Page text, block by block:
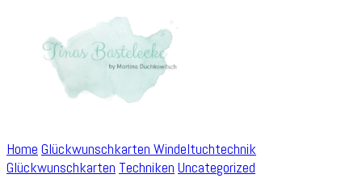
Home Glückwunschkarten Windeltuchtechnik
Glückwunschkarten Techniken Uncategorized